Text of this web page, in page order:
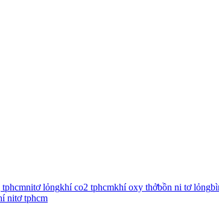
nitơ lỏngkhí co2 tphcmkhí oxy thởbồn ni tơ lỏng
nitơ tphcm